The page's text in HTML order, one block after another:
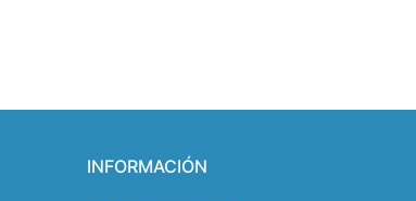
INFORMACIÓN